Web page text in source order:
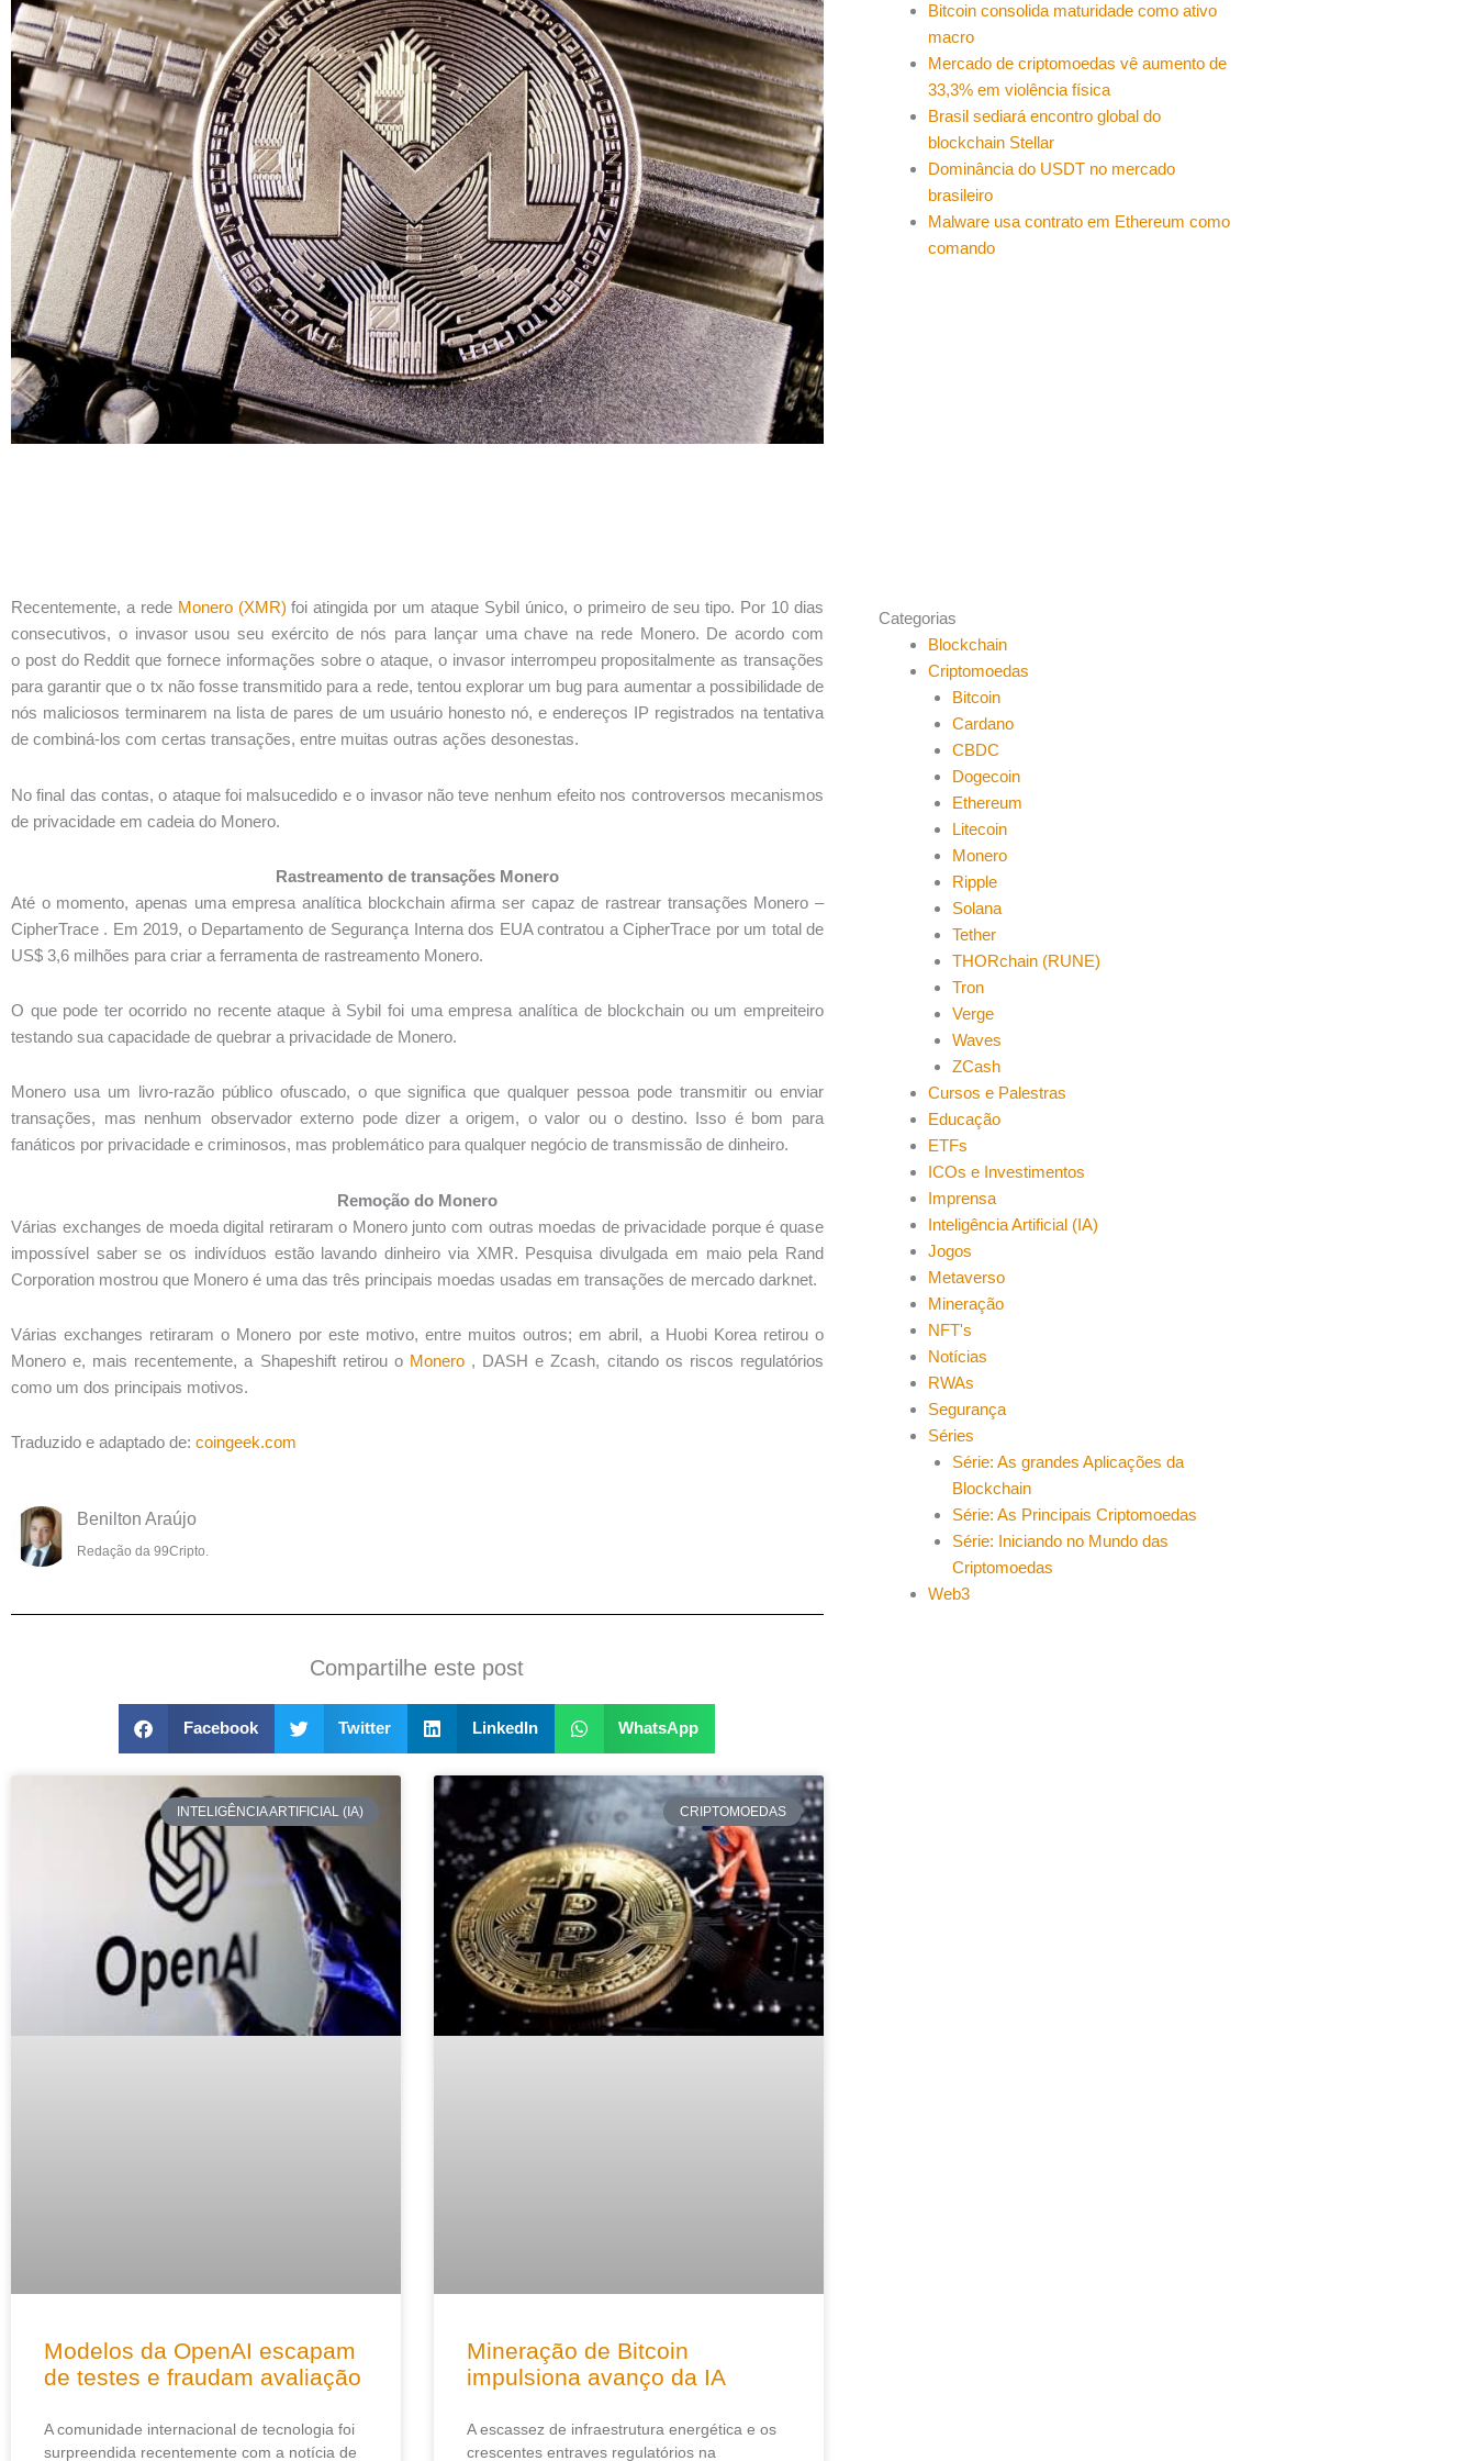
Recentemente, a rede Monero (XMR) foi atingida por um ataque Sybil único, o primeiro de seu tipo. Por 10 dias
consecutivos, o invasor usou seu exército de nós para lançar uma chave na rede Monero. De acordo com
o post do Reddit que fornece informações sobre o ataque, o invasor interrompeu propositalmente as transações
para garantir que o tx não fosse transmitido para a rede, tentou explorar um bug para aumentar a possibilidade de
nós maliciosos terminarem na lista de pares de um usuário honesto nó, e endereços IP registrados na tentativa
de combiná-los com certas transações, entre muitas outras ações desonestas.
No final das contas, o ataque foi malsucedido e o invasor não teve nenhum efeito nos controversos mecanismos
de privacidade em cadeia do Monero.
Rastreamento de transações Monero
Até o momento, apenas uma empresa analítica blockchain afirma ser capaz de rastrear transações Monero –
CipherTrace . Em 2019, o Departamento de Segurança Interna dos EUA contratou a CipherTrace por um total de
US$ 3,6 milhões para criar a ferramenta de rastreamento Monero.
O que pode ter ocorrido no recente ataque à Sybil foi uma empresa analítica de blockchain ou um empreiteiro
testando sua capacidade de quebrar a privacidade de Monero.
Monero usa um livro-razão público ofuscado, o que significa que qualquer pessoa pode transmitir ou enviar
transações, mas nenhum observador externo pode dizer a origem, o valor ou o destino. Isso é bom para
fanáticos por privacidade e criminosos, mas problemático para qualquer negócio de transmissão de dinheiro.
Remoção do Monero
Várias exchanges de moeda digital retiraram o Monero junto com outras moedas de privacidade porque é quase
impossível saber se os indivíduos estão lavando dinheiro via XMR. Pesquisa divulgada em maio pela Rand
Corporation mostrou que Monero é uma das três principais moedas usadas em transações de mercado darknet.
Várias exchanges retiraram o Monero por este motivo, entre muitos outros; em abril, a Huobi Korea retirou o
Monero e, mais recentemente, a Shapeshift retirou o Monero , DASH e Zcash, citando os riscos regulatórios
como um dos principais motivos.
Traduzido e adaptado de: coingeek.com
Benilton Araújo
Redação da 99Cripto.
Compartilhe este post
Facebook Twitter LinkedIn WhatsApp
INTELIGÊNCIA ARTIFICIAL (IA)
Modelos da OpenAI escapam
de testes e fraudam avaliação
A comunidade internacional de tecnologia foi
surpreendida recentemente com a notícia de
CRIPTOMOEDAS
Mineração de Bitcoin
impulsiona avanço da IA
A escassez de infraestrutura energética e os
crescentes entraves regulatórios na
Bitcoin consolida maturidade como ativo
macro
Mercado de criptomoedas vê aumento de
33,3% em violência física
Brasil sediará encontro global do
blockchain Stellar
Dominância do USDT no mercado
brasileiro
Malware usa contrato em Ethereum como
comando
Categorias
Blockchain
Criptomoedas
Bitcoin
Cardano
CBDC
Dogecoin
Ethereum
Litecoin
Monero
Ripple
Solana
Tether
THORchain (RUNE)
Tron
Verge
Waves
ZCash
Cursos e Palestras
Educação
ETFs
ICOs e Investimentos
Imprensa
Inteligência Artificial (IA)
Jogos
Metaverso
Mineração
NFT's
Notícias
RWAs
Segurança
Séries
Série: As grandes Aplicações da
Blockchain
Série: As Principais Criptomoedas
Série: Iniciando no Mundo das
Criptomoedas
Web3